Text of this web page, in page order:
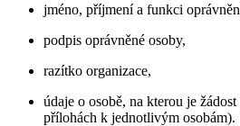
jméno, příjmení a funkci
podpis oprávněné osoby,
razítko organizace,
údaje o osobě, na kterou je
přílohách k jednotlivým osobám).